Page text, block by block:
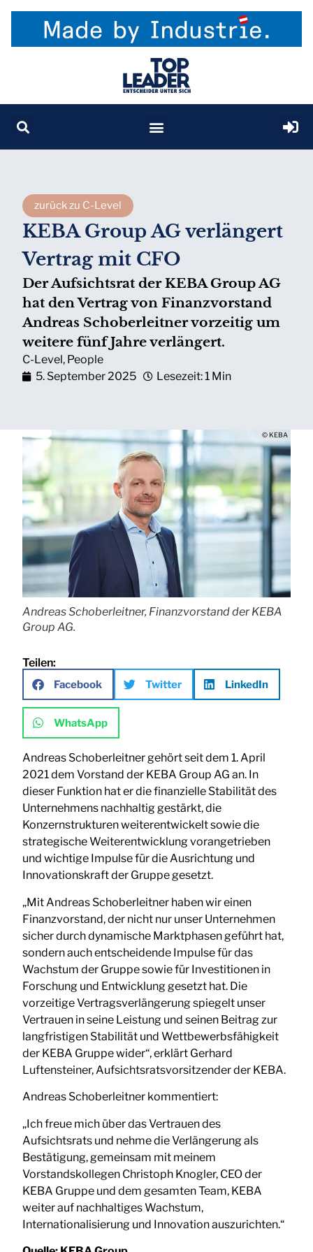
zurück zu C-Level
KEBA Group AG verlängert
Vertrag mit CFO
Der Aufsichtsrat der KEBA Group AG
hat den Vertrag von Finanzvorstand
Andreas Schoberleitner vorzeitig um
weitere fünf Jahre verlängert.
C-Level, People
5. September 2025
Lesezeit: 1 Min
© KEBA
Andreas Schoberleitner, Finanzvorstand der KEBA
Group AG.
Teilen:
Facebook Twitter LinkedIn
WhatsApp
Andreas Schoberleitner gehört seit dem 1. April
2021 dem Vorstand der KEBA Group AG an. In
dieser Funktion hat er die finanzielle Stabilität des
Unternehmens nachhaltig gestärkt, die
Konzernstrukturen weiterentwickelt sowie die
strategische Weiterentwicklung vorangetrieben
und wichtige Impulse für die Ausrichtung und
Innovationskraft der Gruppe gesetzt.
„Mit Andreas Schoberleitner haben wir einen
Finanzvorstand, der nicht nur unser Unternehmen
sicher durch dynamische Marktphasen geführt hat,
sondern auch entscheidende Impulse für das
Wachstum der Gruppe sowie für Investitionen in
Forschung und Entwicklung gesetzt hat. Die
vorzeitige Vertragsverlängerung spiegelt unser
Vertrauen in seine Leistung und seinen Beitrag zur
langfristigen Stabilität und Wettbewerbsfähigkeit
der KEBA Gruppe wider“, erklärt Gerhard
Luftensteiner, Aufsichtsratsvorsitzender der KEBA.
Andreas Schoberleitner kommentiert:
„Ich freue mich über das Vertrauen des
Aufsichtsrats und nehme die Verlängerung als
Bestätigung, gemeinsam mit meinem
Vorstandskollegen Christoph Knogler, CEO der
KEBA Gruppe und dem gesamten Team, KEBA
weiter auf nachhaltiges Wachstum,
Internationalisierung und Innovation auszurichten.“